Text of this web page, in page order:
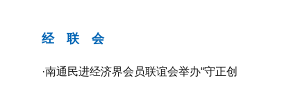
经 联 会
·南通民进经济界会员联谊会举办“守正创